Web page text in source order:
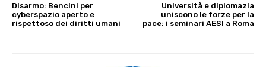
Disarmo: Bencini per
cyberspazio aperto e
rispettoso dei diritti umani
Università e diplomazia
uniscono le forze per la
pace: i seminari AESI a Roma